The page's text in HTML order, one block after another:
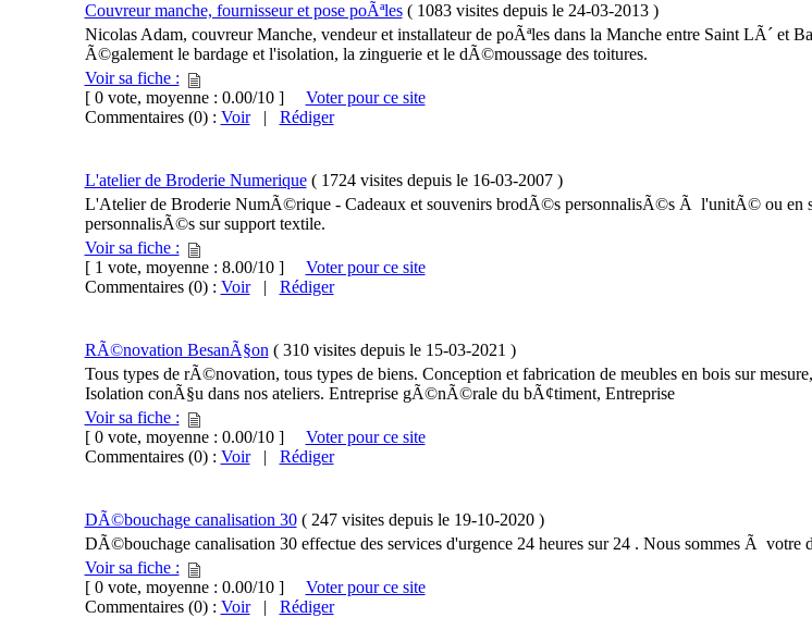
Couvreur manche, fournisseur et pose poÃªles(1083 visites depuis le 24-03-2013 )
Nicolas Adam, couvreur Manche, vendeur et installateur de poÃªles dans la Manche entre Saint LÃ´ et
Ã©galement le bardage et l'isolation, la zinguerie et le dÃ©moussage des toitures.
Voir sa fiche :
[ 0 vote, moyenne : 0.00/10 ] Voter pour ce site
Commentaires (0) : Voir| Rédiger
L'atelier de Broderie Numerique(1724 visites depuis le 16-03-2007 )
L'Atelier de Broderie NumÃ©rique - Cadeaux et souvenirs brodÃ©s personnalisÃ©s Ã l'unitÃ© ou
personnalisÃ©s sur support textile.
Voir sa fiche :
[ 1 vote, moyenne : 8.00/10 ] Voter pour ce site
Commentaires (0) : Voir| Rédiger
RÃ©novation BesanÃ§on (310 visites depuis le 15-03-2021 )
Tous types de rÃ©novation, tous types de biens. Conception et fabrication de meubles en bois sur
Isolation conÃ§u dans nos ateliers. Entreprise gÃ©nÃ©rale du bÃ¢timent, Entreprise
Voir sa fiche :
[ 0 vote, moyenne : 0.00/10 ] Voter pour ce site
Commentaires (0) : Voir| Rédiger
DÃ©bouchage canalisation 30(247 visites depuis le 19-10-2020 )
DÃ©bouchage canalisation 30 effectue des services d'urgence 24 heures sur 24 . Nous sommes Ã
Voir sa fiche :
[ 0 vote, moyenne : 0.00/10 ] Voter pour ce site
Commentaires (0) : Voir| Rédiger